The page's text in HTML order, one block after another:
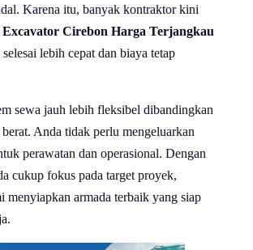
Karena itu, banyak kontraktor kini
Excavator Cirebon Harga Terjangkau
lebih cepat dan biaya tetap
sewa jauh lebih fleksibel dibandingkan
Anda tidak perlu mengeluarkan
perawatan dan operasional. Dengan
cukup fokus pada target proyek,
menyiapkan armada terbaik yang siap